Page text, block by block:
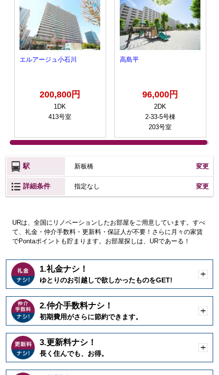
エルアージュ小石川
200,800円
1DK
413号室
高島平
96,000円
2DK
2-33-5号棟
203号室
駅 新板橋 変更
詳細条件 指定なし 変更
URは、全国にリノベーションしたお部屋をご用意しています。すべ
て、礼金・仲介手数料・更新料・保証人が不要！さらに月々の家賃
でPontaポイントも貯まります。お部屋探しは、URであーる！
1.礼金ナシ！
ゆとりのお引越しで欲しかったものをGET!
く
2.仲介手数料ナシ！
初期費用がさらに節約できます。
く
3.更新料ナシ！
長く住んでも、お得。
く